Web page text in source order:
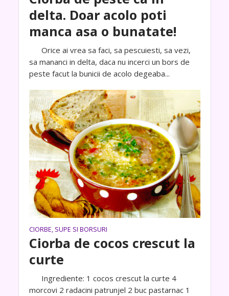
delta. Doar acolo poti
manca asa o bunatate!
Orice ai vrea sa faci, sa pescuiesti, sa vezi,
sa mananci in delta, daca nu incerci un bors de
peste facut la bunicii de acolo degeaba...
CIORBE, SUPE SI BORSURI
Ciorba de cocos crescut la
curte
Ingrediente: 1 cocos crescut la curte 4
morcovi 2 radacini patrunjel 2 buc pastarnac 1